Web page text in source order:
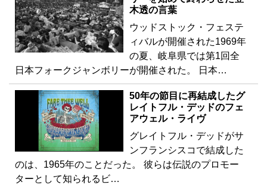
木透の言葉
ウッドストック・フェステ
ィバルが開催された1969年
の夏、岐阜県では第1回全
日本フォークジャンボリーが開催された。 日本…
50年の節目に再結成したグ
レイトフル・デッドのフェ
アウェル・ライヴ
グレイトフル・デッドがサ
ンフランシスコで結成した
のは、1965年のことだった。 彼らは伝説のプロモー
ターとして知られるビ…